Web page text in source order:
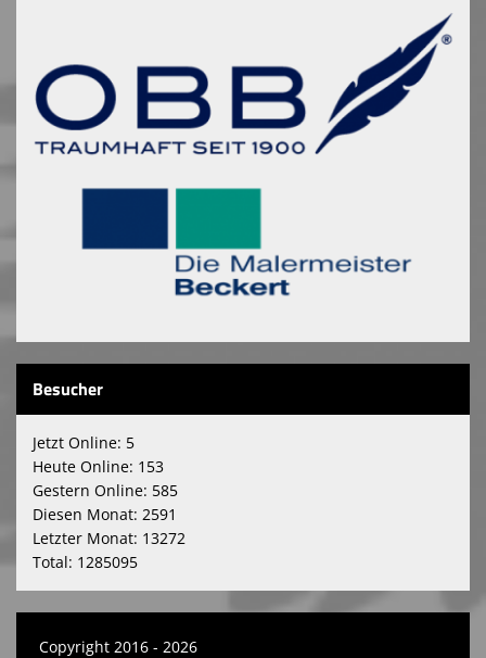
Besucher
Jetzt Online: 5
Heute Online: 153
Gestern Online: 585
Diesen Monat: 2591
Letzter Monat: 13272
Total: 1285095
Copyright 2016 - 2026